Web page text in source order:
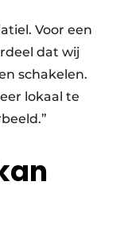
Voor een
dat wij
schakelen.
lokaal te